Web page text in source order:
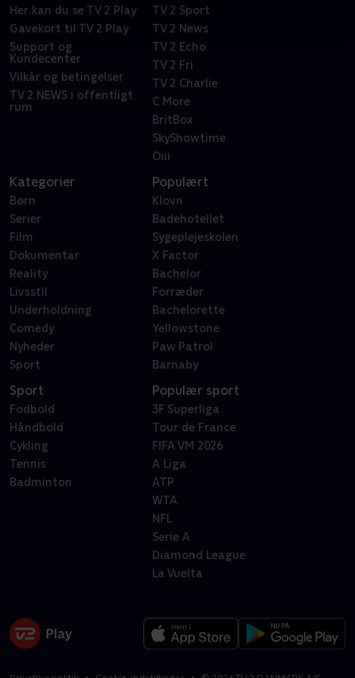
Her kan du se TV 2 Play
Gavekort til TV 2 Play
Support og
Kundecenter
Vilkår og betingelser
TV 2 NEWS i offentligt
rum
TV 2 Sport
TV 2 News
TV 2 Echo
TV 2 Fri
TV 2 Charlie
C More
BritBox
SkyShowtime
Oiii
Kategorier
Børn
Serier
Film
Dokumentar
Reality
Livsstil
Underholdning
Comedy
Nyheder
Sport
Populært
Klovn
Badehotellet
Sygeplejeskolen
X Factor
Bachelor
Forræder
Bachelorette
Yellowstone
Paw Patrol
Barnaby
Sport
Fodbold
Håndbold
Cykling
Tennis
Badminton
Populær sport
3F Superliga
Tour de France
FIFA VM 2026
A Liga
ATP
WTA
NFL
Serie A
Diamond League
La Vuelta